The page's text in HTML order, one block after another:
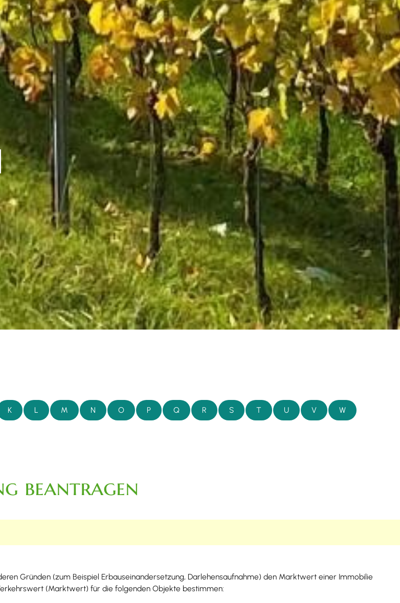
K L M N O P Q R S T U V W
beantragen
Gründen (zum Beispiel Erbauseinandersetzung, Darlehensaufnahme) den Marktwert einer Immobilie
(Marktwert) für die folgenden Objekte bestimmen: